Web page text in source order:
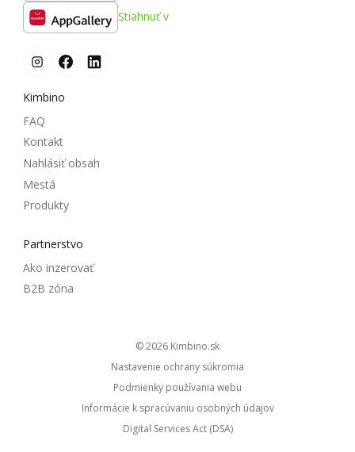
Stiahnuť v
Kimbino
FAQ
Kontakt
Nahlásiť obsah
Mestá
Produkty
Partnerstvo
Ako inzerovať
B2B zóna
© 2026
kimbino.sk
Nastavenie ochrany súkromia
Podmienky používania webu
Informácie k spracúvaniu osobných údajov
Digital Services Act (DSA)